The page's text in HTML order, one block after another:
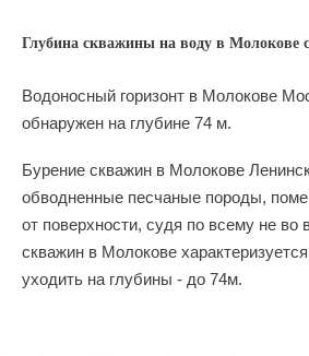
Глубина скважины на воду в Молокове
Водоносный горизонт в Молокове
обнаружен на глубине 74 м.
Бурение скважин в Молокове
обводненные песчаные породы,
от поверхности, судя по всему не во
скважин в Молокове
уходить на глубины - до 74м.